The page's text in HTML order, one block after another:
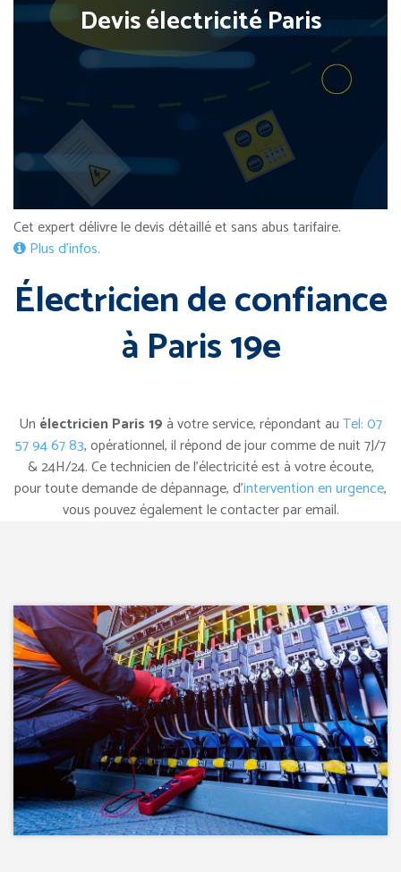
Devis électricité Paris
Cet expert délivre le devis détaillé et sans abus tarifaire.
Plus d’infos.
Électricien de confiance
à Paris 19e
Un électricien Paris 19à votre service, répondant auTel: 07
57 94 67 83, opérationnel, il répond de jour comme de nuit 7J/7
& 24H/24. Ce technicien de l’électricité est à votre écoute,
pour toute demande de dépannage, d’intervention en urgence,
vous pouvez également le contacter par email.